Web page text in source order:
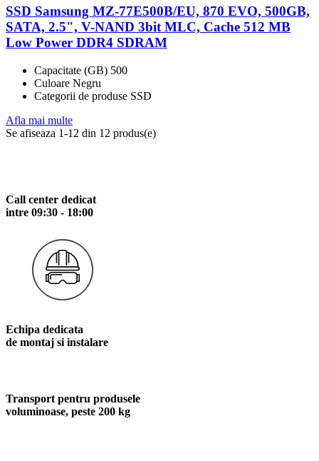
SSD Samsung MZ-77E500B/EU, 870 EVO, 500GB,
SATA, 2.5", V-NAND 3bit MLC, Cache 512 MB
Low Power DDR4 SDRAM
Capacitate (GB) 500
Culoare Negru
Categorii de produse SSD
Afla mai multe
Se afiseaza 1-12 din 12 produs(e)
Call center dedicat
intre 09:30 - 18:00
Echipa dedicata
de montaj si instalare
Transport pentru produsele
voluminoase, peste 200 kg